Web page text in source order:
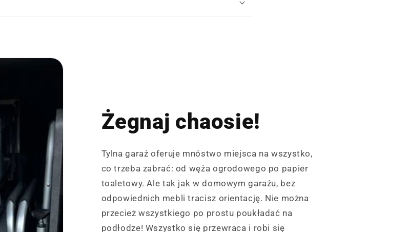
Żegnaj chaosie!
Tylna garaż oferuje mnóstwo miejsca na wszystko,
co trzeba zabrać: od węża ogrodowego po papier
toaletowy. Ale tak jak w domowym garażu, bez
odpowiednich mebli tracisz orientację. Nie można
przecież wszystkiego po prostu poukładać na
podłodze! Wszystko się przewraca i robi się